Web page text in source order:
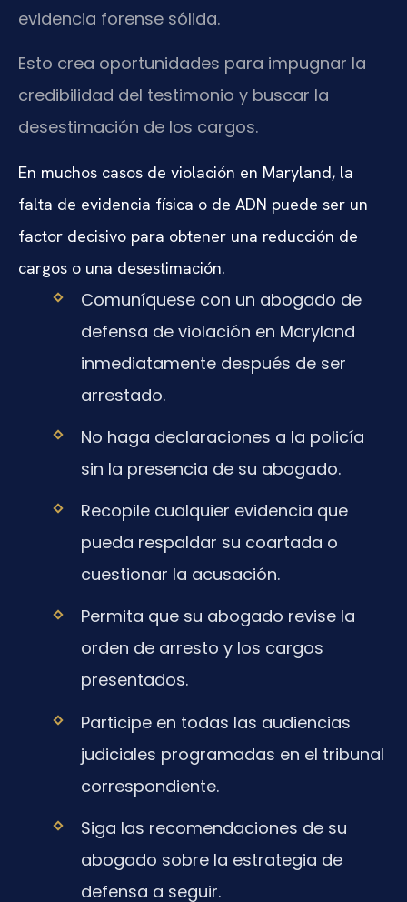
evidencia forense sólida.
Esto crea oportunidades para impugnar la
credibilidad del testimonio y buscar la
desestimación de los cargos.
En muchos casos de violación en Maryland, la
falta de evidencia física o de ADN puede ser un
factor decisivo para obtener una reducción de
cargos o una desestimación.
Comuníquese con un abogado de
defensa de violación en Maryland
inmediatamente después de ser
arrestado.
No haga declaraciones a la policía
sin la presencia de su abogado.
Recopile cualquier evidencia que
pueda respaldar su coartada o
cuestionar la acusación.
Permita que su abogado revise la
orden de arresto y los cargos
presentados.
Participe en todas las audiencias
judiciales programadas en el tribunal
correspondiente.
Siga las recomendaciones de su
abogado sobre la estrategia de
defensa a seguir.